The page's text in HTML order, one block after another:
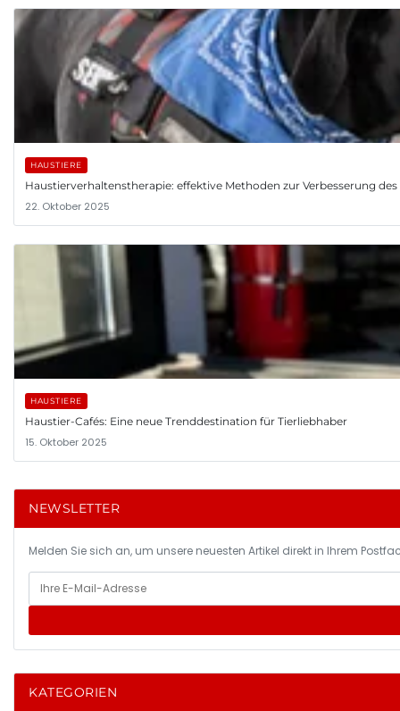
HAUSTIERE
Haustierverhaltenstherapie: effektive Methoden zur Verbesserung des
22. Oktober 2025
HAUSTIERE
Haustier-Cafés: Eine neue Trenddestination für Tierliebhaber
15. Oktober 2025
NEWSLETTER
Melden Sie sich an, um unsere neuesten Artikel direkt in Ihrem
KATEGORIEN